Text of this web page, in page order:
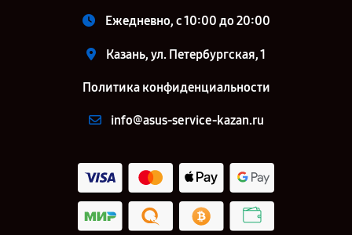
Ежедневно, с 10:00 до 20:00
Казань, ул. Петербургская, 1
Политика конфиденциальности
info@asus-service-kazan.ru